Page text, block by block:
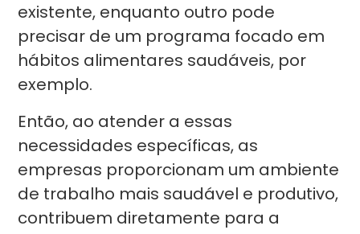
existente, enquanto outro pode
precisar de um programa focado em
hábitos alimentares saudáveis, por
exemplo.
Então, ao atender a essas
necessidades específicas, as
empresas proporcionam um ambiente
de trabalho mais saudável e produtivo,
contribuem diretamente para a